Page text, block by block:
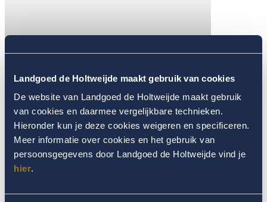
Landgoed de Holtweijde maakt gebruik van cookies
De website van Landgoed de Holtweijde maakt gebruik
van cookies en daarmee vergelijkbare technieken.
Hieronder kun je deze cookies weigeren en specificeren.
Meer informatie over cookies en het gebruik van
persoonsgegevens door Landgoed de Holtweijde vind je
hier.
OR CHOOSE ONE OF THE